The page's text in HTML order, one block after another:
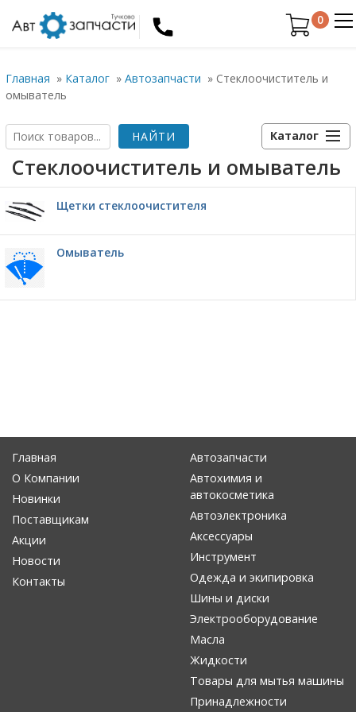
0
Главная » Каталог »Автозапчасти » Стеклоочиститель и
омыватель
Каталог
Стеклоочиститель и омыватель
Щетки стеклоочистителя
Омыватель
Главная
О Компании
Новинки
Поставщикам
Акции
Новости
Контакты
Автозапчасти
Автохимия и
автокосметика
Автоэлектроника
Аксессуары
Инструмент
Одежда и экипировка
Шины и диски
Электрооборудование
Масла
Жидкости
Товары для мытья машины
Принадлежности